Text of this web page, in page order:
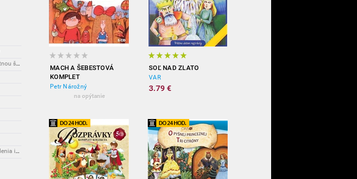
Interesante: Nový hudobný festival Tatra Flowers uzatvára svoj program naozajstnou špecialitou:
Životný štýl: Karlove Vary čaká mimoriadna sezóna, uplynulo 700 rokov od narodenia ich zakladateľa
MACH A ŠEBESTOVÁ
KOMPLET
Petr Nárožný
na opýtanie
SOĽ NAD ZLATO
VAR
3.79 €